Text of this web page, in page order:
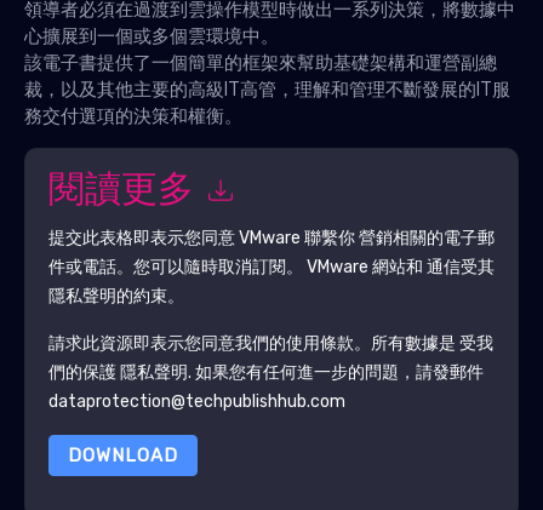
領導者必須在過渡到雲操作模型時做出一系列決策，將數據中
心擴展到一個或多個雲環境中。
該電子書提供了一個簡單的框架來幫助基礎架構和運營副總
裁，以及其他主要的高級IT高管，理解和管理不斷發展的IT服
務交付選項的決策和權衡。
閱讀更多
提交此表格即表示您同意VMware 聯繫你 營銷相關的電子郵
件或電話。您可以隨時取消訂閱。 VMware 網站和 通信受其
隱私聲明的約束。
請求此資源即表示您同意我們的使用條款。所有數據是 受我
們的保護 隱私聲明. 如果您有任何進一步的問題，請發郵件
dataprotection@techpublishhub.com
DOWNLOAD